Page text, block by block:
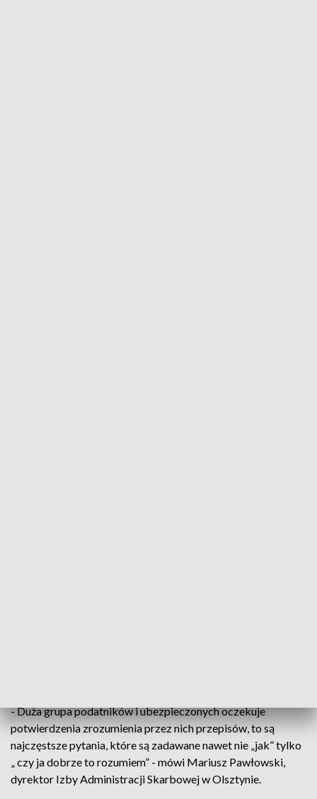
- Duża grupa podatników i ubezpieczonych oczekuje
potwierdzenia zrozumienia przez nich przepisów, to są
najczęstsze pytania, które są zadawane nawet nie „jak” tylko
„ czy ja dobrze to rozumiem” - mówi Mariusz Pawłowski,
dyrektor Izby Administracji Skarbowej w Olsztynie.